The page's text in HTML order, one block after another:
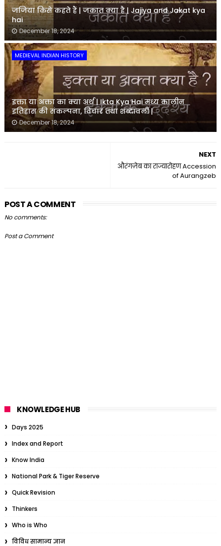
जजिया किसे कहते हैं | जकात क्या है | Jajiya and Jakat kya
hai
December 18, 2024
MEDIEVAL INDIAN HISTORY
इक्ता या अक्ता का क्या अर्थ | Ikta Kya Hai मध्य कालीन
इतिहास की संकल्पना, विचार तथा शब्दावली |
December 18, 2024
NEXT
औरंगज़ेब का राज्यारोहण Accession
of Aurangzeb
POST A COMMENT
No comments:
Post a Comment
KNOWLEDGE HUB
Days 2025
Index and Report
Know India
National Park & Tiger Reserve
Quick Revision
Thinkers
Who is Who
विविध सामान्य ज्ञान